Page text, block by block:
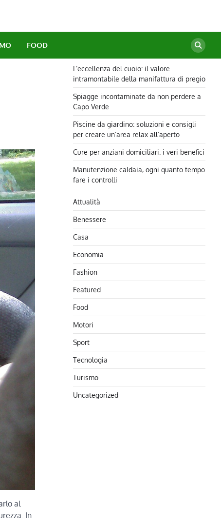
FOOD
al
In
L’eccellenza del cuoio: il valore
intramontabile della manifattura di pregio
Spiagge incontaminate da non perdere a
Capo Verde
Piscine da giardino: soluzioni e consigli
per creare un’area relax all’aperto
Cure per anziani domiciliari: i veri benefici
Manutenzione caldaia, ogni quanto tempo
fare i controlli
Attualità
Benessere
Casa
Economia
Fashion
Featured
Food
Motori
Sport
Tecnologia
Turismo
Uncategorized